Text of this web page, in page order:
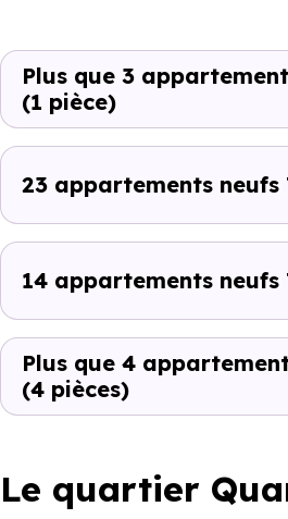
Plus que 3
(1 pièce)
23 appartements neufs
14 appartements neufs
Plus que 4
(4 pièces)
Le quartier